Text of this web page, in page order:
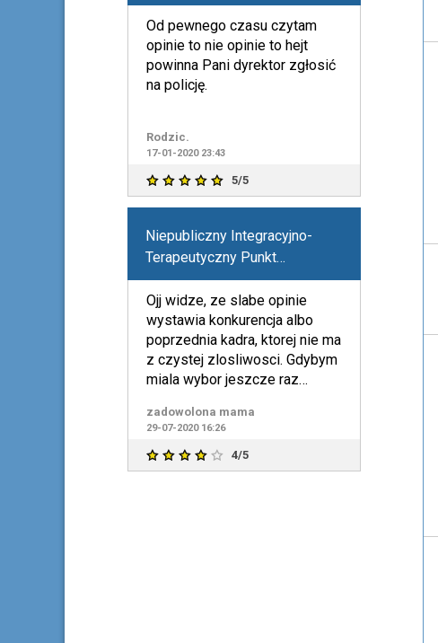
Od pewnego czasu czytam
opinie to nie opinie to hejt
powinna Pani dyrektor zgłosić
na policję.
Rodzic.
17-01-2020 23:43
5/5
Niepubliczny Integracyjno-
Terapeutyczny Punkt
Przedszkolny "Lawendowy
Król"
Ojj widze, ze slabe opinie
wystawia konkurencja albo
poprzednia kadra, ktorej nie ma
z czystej zlosliwosci. Gdybym
miala wybor jeszcze raz
zadowolona mama
29-07-2020 16:26
4/5